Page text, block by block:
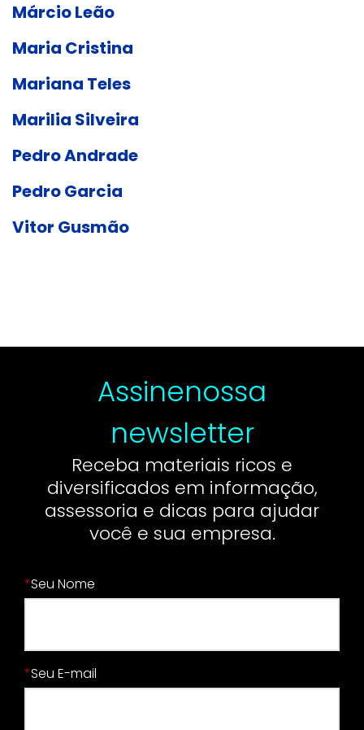
Márcio Leão
Maria Cristina
Mariana Teles
Marilia Silveira
Pedro Andrade
Pedro Garcia
Vitor Gusmão
Assinenossa
newsletter
Receba materiais ricos e
diversificados em informação,
assessoria e dicas para ajudar
você e sua empresa.
*Seu Nome
*Seu E-mail